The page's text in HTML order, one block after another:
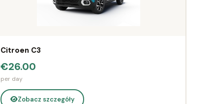
Citroen C3
€26.00
per day
Zobacz szczegóły